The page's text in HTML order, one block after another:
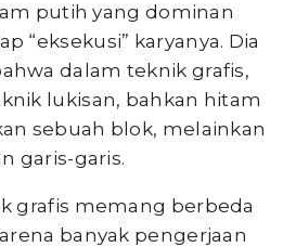
putih yang dominan
“eksekusi” karyanya. Dia
dalam teknik grafis,
lukisan, bahkan hitam
sebuah blok, melainkan
garis-garis.
grafis memang berbeda
banyak pengerjaan